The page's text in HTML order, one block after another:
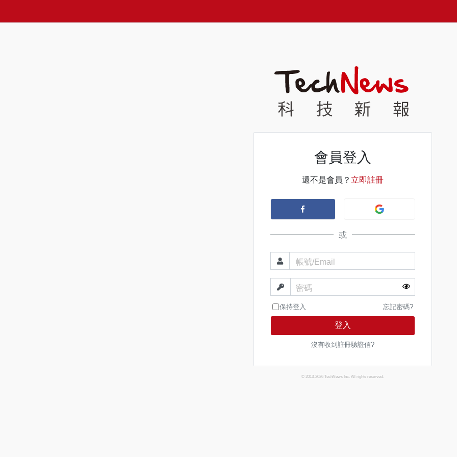
會員登入
還不是會員？ 立即註冊
或
帳號/Email
密碼
保持登入 忘記密碼?
登入
沒有收到註冊驗證信?
© 2013-2026 TechNews Inc. All rights reserved.